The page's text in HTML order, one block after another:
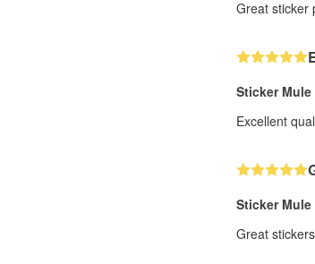
Great sticker
Sticker
Excellent
Sticker
Great